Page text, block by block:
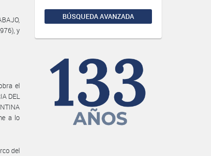
BÚSQUEDA AVANZADA
y
el
DEL
a lo
del